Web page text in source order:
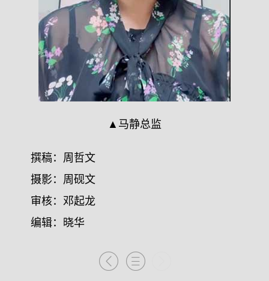
▲马静总监
撰稿：周哲文
摄影：周砚文
审核：邓起龙
编辑：晓华